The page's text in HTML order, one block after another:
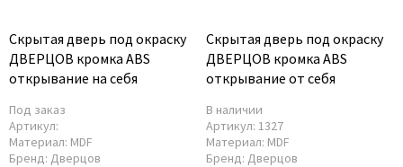
Скрытая дверь под окраску
ДВЕРЦОВ кромка ABS
открывание на себя
Под заказ
Артикул:
Материал: MDF
Бренд: Дверцов
Скрытая дверь под окраску
ДВЕРЦОВ кромка ABS
открывание от себя
В наличии
Артикул: 1327
Материал: MDF
Бренд: Дверцов